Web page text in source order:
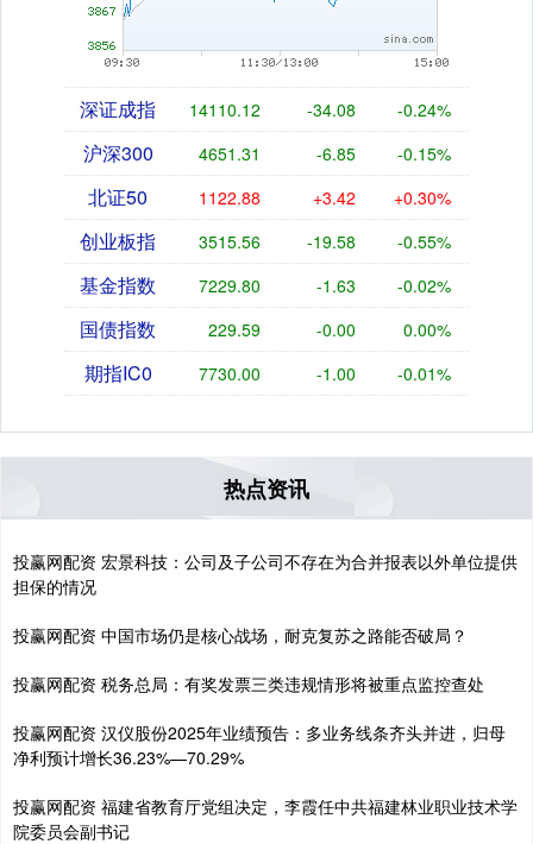
深证成指 14110.12 -34.08 -0.24%
沪深300 4651.31 -6.85 -0.15%
北证50 1122.88 +3.42 +0.30%
创业板指 3515.56 -19.58 -0.55%
基金指数 7229.80 -1.63 -0.02%
国债指数 229.59 -0.00 0.00%
期指IC0 7730.00 -1.00 -0.01%
热点资讯
投赢网配资 宏景科技：公司及子公司不存在为合并报表以外单位提供
担保的情况
投赢网配资 中国市场仍是核心战场，耐克复苏之路能否破局？
投赢网配资 税务总局：有奖发票三类违规情形将被重点监控查处
投赢网配资 汉仪股份2025年业绩预告：多业务线条齐头并进，归母
净利预计增长36.23%—70.29%
投赢网配资 福建省教育厅党组决定，李霞任中共福建林业职业技术学
院委员会副书记